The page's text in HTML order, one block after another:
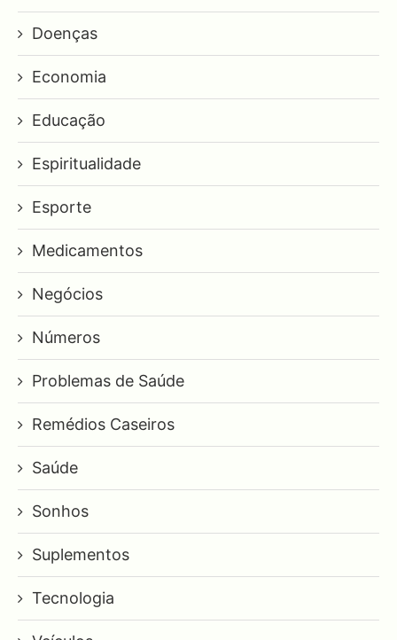
Doenças
Economia
Educação
Espiritualidade
Esporte
Medicamentos
Negócios
Números
Problemas de Saúde
Remédios Caseiros
Saúde
Sonhos
Suplementos
Tecnologia